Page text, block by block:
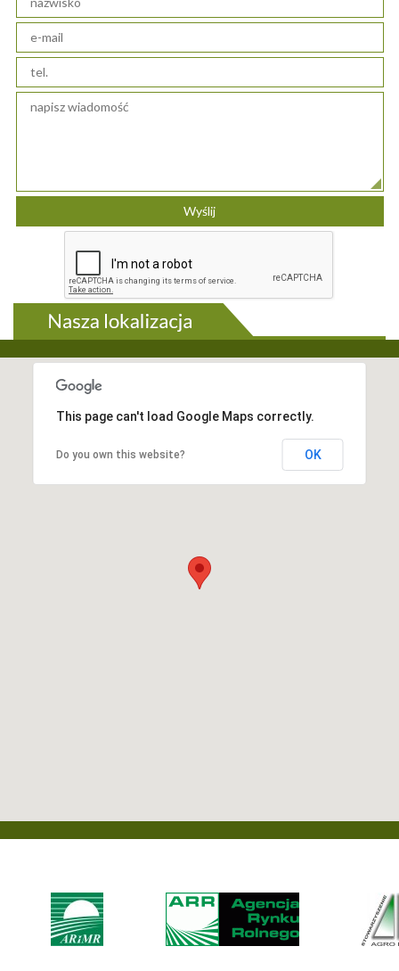
This page can't load Google Maps correctly.
Do you own this website? OK